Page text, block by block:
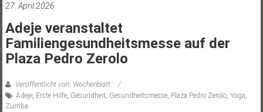
27. April 2026
Adeje veranstaltet
Familiengesundheitsmesse auf der
Plaza Pedro Zerolo
Veröffentlicht von: Wochenblatt
Adeje, Erste Hilfe, Gesundheit Gesundheitsmesse, Plaza Pedro Zerolo, Yoga
Zumba